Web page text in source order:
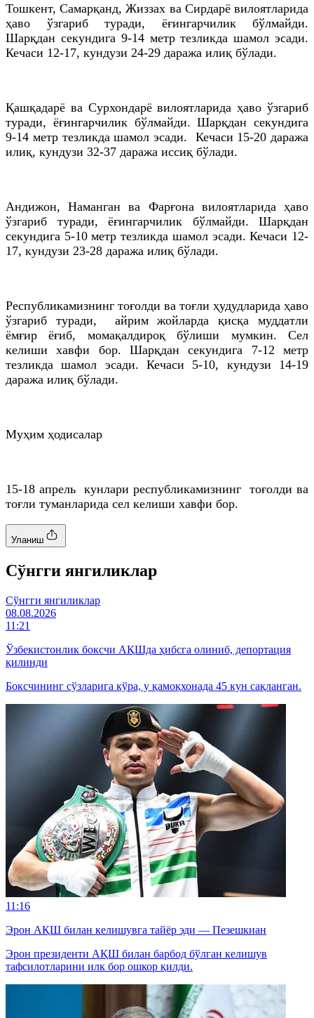
Тошкент, Самарқанд, Жиззах ва Сирдарё вилоятларида
ҳаво ўзгариб туради, ёғингарчилик бўлмайди.
Шарқдан секундига 9-14 метр тезликда шамол эсади.
Кечаси 12-17, кундузи 24-29 даража илиқ бўлади.
Қашқадарё ва Сурхондарё вилоятларида ҳаво ўзгариб
туради, ёғингарчилик бўлмайди. Шарқдан секундига
9-14 метр тезликда шамол эсади. Кечаси 15-20 даража
илиқ, кундузи 32-37 даража иссиқ бўлади.
Андижон, Наманган ва Фарғона вилоятларида ҳаво
ўзгариб туради, ёғингарчилик бўлмайди. Шарқдан
секундига 5-10 метр тезликда шамол эсади. Кечаси 12-
17, кундузи 23-28 даража илиқ бўлади.
Республикамизнинг тоғолди ва тоғли ҳудудларида ҳаво
ўзгариб туради, айрим жойларда қисқа муддатли
ёмғир ёғиб, момақалдироқ бўлиши мумкин. Сел
келиши хавфи бор. Шарқдан секундига 7-12 метр
тезликда шамол эсади. Кечаси 5-10, кундузи 14-19
даража илиқ бўлади.
Муҳим ҳодисалар
15-18 апрель кунлари республикамизнинг тоғолди ва
тоғли туманларида сел келиши хавфи бор.
Уланиш
Cўнгги янгиликлар
Cўнгги янгиликлар
08.08.2026
11:21
Ўзбекистонлик боксчи АҚШда ҳибсга олиниб, депортация
қилинди
Боксчининг сўзларига кўра, у қамоқхонада 45 кун сақланган.
11:16
Эрон АҚШ билан келишувга тайёр эди — Пезешкиан
Эрон президенти АҚШ билан барбод бўлган келишув
тафсилотларини илк бор ошкор қилди.